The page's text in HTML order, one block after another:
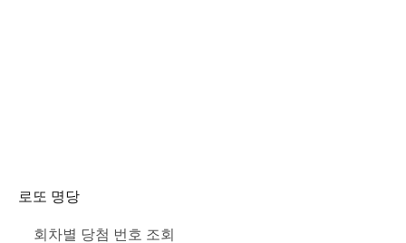
로또 명당
회차별 당첨 번호 조회